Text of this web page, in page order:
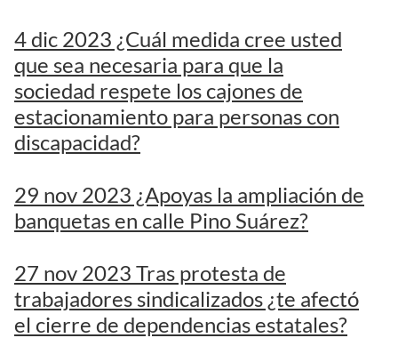
4 dic 2023 ¿Cuál medida cree usted
que sea necesaria para que la
sociedad respete los cajones de
estacionamiento para personas con
discapacidad?
29 nov 2023 ¿Apoyas la ampliación de
banquetas en calle Pino Suárez?
27 nov 2023 Tras protesta de
trabajadores sindicalizados ¿te afectó
el cierre de dependencias estatales?